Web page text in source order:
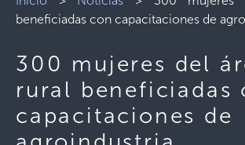
beneficiadas con capacitaciones de
300 mujeres del
rural beneficiadas
capacitaciones de